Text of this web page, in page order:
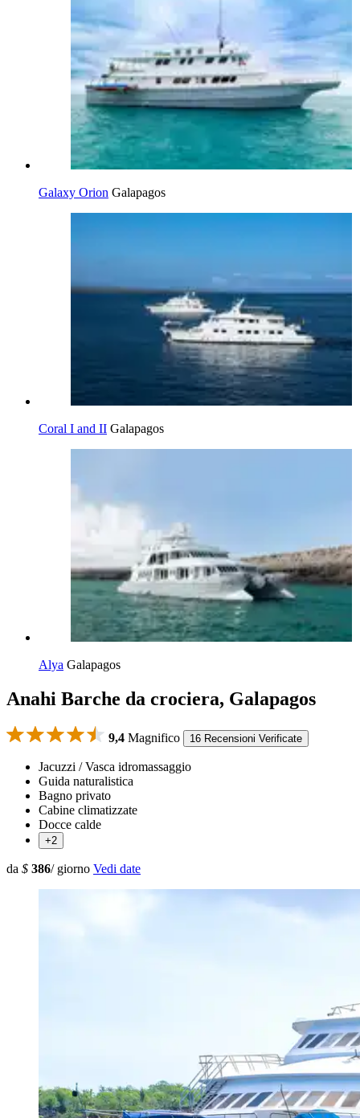
Galaxy Orion Galapagos
Coral I and II Galapagos
Alya Galapagos
Anahi Barche da crociera, Galapagos
9,4 Magnifico 16 Recensioni Verificate
Jacuzzi / Vasca idromassaggio
Guida naturalistica
Bagno privato
Cabine climatizzate
Docce calde
+2
da $ 386/ giorno Vedi date